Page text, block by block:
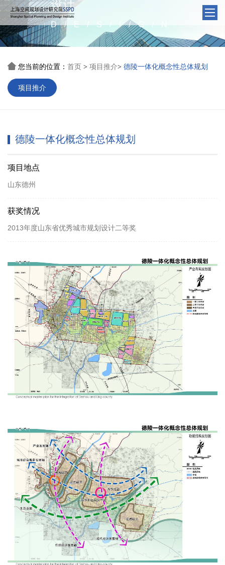
设计
D/E/S/I/G/N
 您当前的位置： 首页 > 项目推介> 德陵一体化概念性总体规划
项目推介
德陵一体化概念性总体规划
项目地点
山东德州
获奖情况
2013年度山东省优秀城市规划设计二等奖